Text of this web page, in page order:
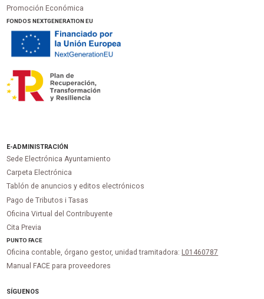
Promoción Económica
FONDOS NEXTGENERATION EU
E-ADMINISTRACIÓN
Sede Electrónica Ayuntamiento
Carpeta Electrónica
Tablón de anuncios y editos electrónicos
Pago de Tributos i Tasas
Oficina Virtual del Contribuyente
Cita Previa
PUNTOFACE
Oficina contable, órgano gestor, unidad tramitadora: L01460787
Manual FACE para proveedores
SÍGUENOS